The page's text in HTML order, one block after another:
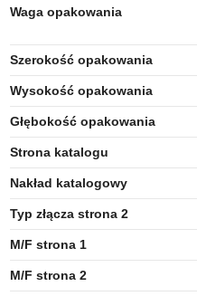
Waga opakowania
Szerokość opakowania
Wysokość opakowania
Głębokość opakowania
Strona katalogu
Nakład katalogowy
Typ złącza strona 2
M/F strona 1
M/F strona 2